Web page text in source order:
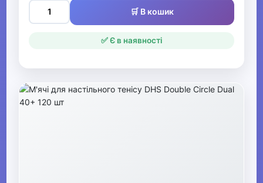
🛒 В кошик
✅ Є в наявності